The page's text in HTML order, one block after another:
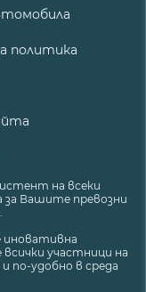
политика
на всеки
Вашите превозни
иновативна
участници на
по-удобно в среда